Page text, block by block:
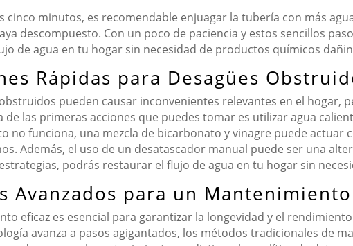
cinco minutos, es recomendable enjuagar la tubería con más
descompuesto. Con un poco de paciencia y estos sencillos
de agua en tu hogar sin necesidad de productos químicos
Rápidas para Desagües
pueden causar inconvenientes relevantes en el hogar,
de las primeras acciones que puedes tomar es utilizar agua
no funciona, una mezcla de bicarbonato y vinagre puede
Además, el uso de un desatascador manual puede ser una
podrás restaurar el flujo de agua en tu hogar sin
Avanzados para un
eficaz es esencial para garantizar la longevidad y el
avanza a pasos agigantados, los métodos tradicionales de